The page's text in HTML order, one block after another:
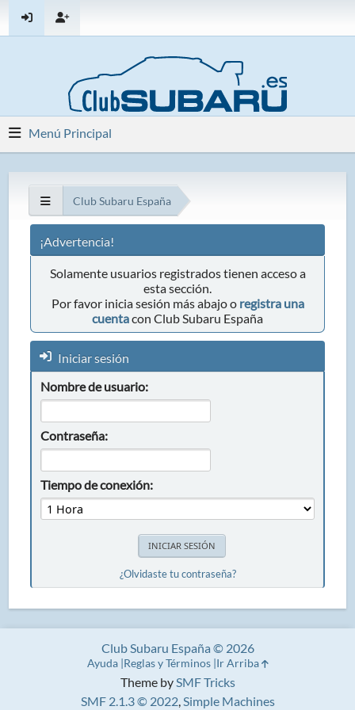
Menú Principal
Club Subaru España
¡Advertencia!
Solamente usuarios registrados tienen acceso a
esta sección.
Por favor inicia sesión más abajo o registra una
cuentacon Club Subaru España
Iniciar sesión
Nombre de usuario:
Contraseña:
Tiempo de conexión:
¿Olvidaste tu contraseña?
Theme bySMF Tricks
SMF 2.1.3 © 2022,Simple Machines
Club Subaru España © 2026
Ayuda Reglas y Términos Ir Arriba